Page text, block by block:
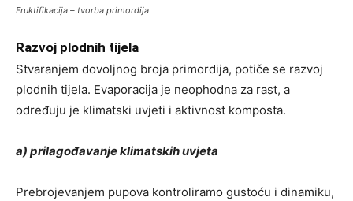
Fruktifikacija – tvorba primordija
Razvoj plodnih tijela
Stvaranjem dovoljnog broja primordija, potiče se razvoj
plodnih tijela. Evaporacija je neophodna za rast, a
određuju je klimatski uvjeti i aktivnost komposta.
a) prilagođavanje klimatskih uvjeta
Prebrojevanjem pupova kontroliramo gustoću i dinamiku,